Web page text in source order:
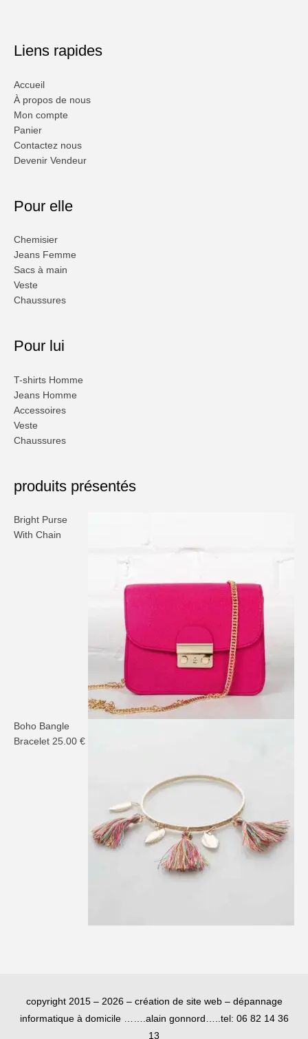
Liens rapides
Accueil
À propos de nous
Mon compte
Panier
Contactez nous
Devenir Vendeur
Pour elle
Chemisier
Jeans Femme
Sacs à main
Veste
Chaussures
Pour lui
T-shirts Homme
Jeans Homme
Accessoires
Veste
Chaussures
produits présentés
Bright Purse
With Chain
Boho Bangle
Bracelet 25.00 €
copyright 2015 – 2026 – création de site web – dépannage
informatique à domicile …….alain gonnord…..tel: 06 82 14 36
13